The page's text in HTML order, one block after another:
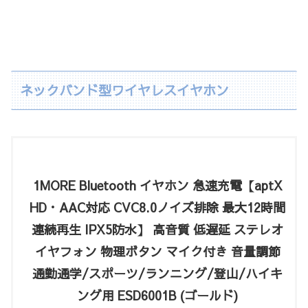
ネックバンド型ワイヤレスイヤホン
1MORE Bluetooth イヤホン 急速充電【aptX
HD・AAC対応 CVC8.0ノイズ排除 最大12時間
連続再生 IPX5防水】 高音質 低遅延 ステレオ
イヤフォン 物理ボタン マイク付き 音量調節
通勤通学/スポーツ/ランニング/登山/ハイキ
ング用 ESD6001B (ゴールド)